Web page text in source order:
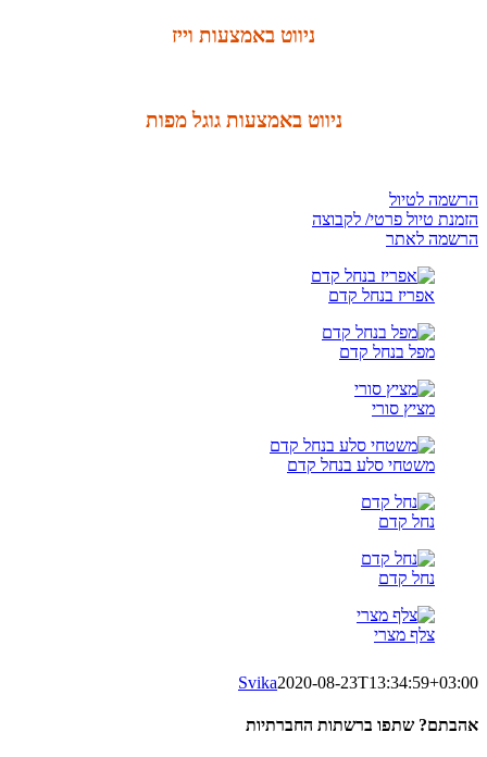
ניווט באמצעות וייז
ניווט באמצעות גוגל מפות
הרשמה לטיול
הזמנת טיול פרטי/ לקבוצה
הרשמה לאתר
אפריז בנחל קדם
מפל בנחל קדם
מציץ סורי
משטחי סלע בנחל קדם
נחל קדם
נחל קדם
צלף מצרי
Svika2020-08-23T13:34:59+03:00
אהבתם? שתפו ברשתות החברתיות